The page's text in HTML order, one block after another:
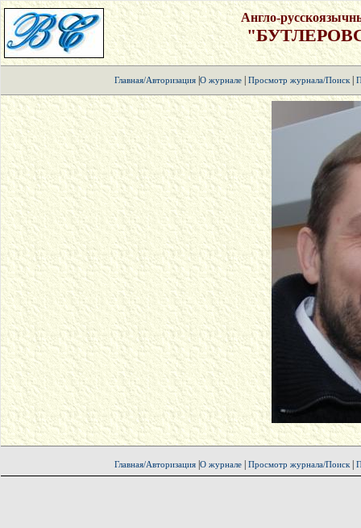
Англо-
Главная/Авторизация| О журнале| Просмотр журнала/Поиск|
Главная/Авторизация| О журнале| Просмотр журнала/Поиск|